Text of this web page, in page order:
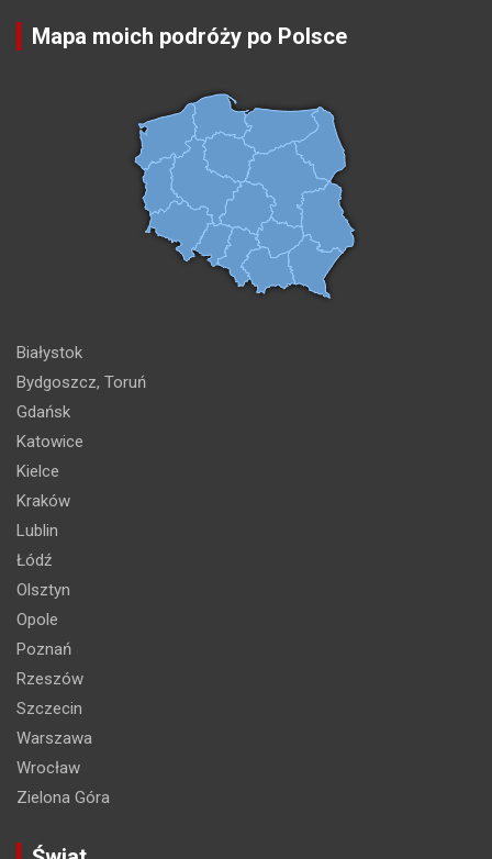
Mapa moich podróży po Polsce
Białystok
Bydgoszcz, Toruń
Gdańsk
Katowice
Kielce
Kraków
Lublin
Łódź
Olsztyn
Opole
Poznań
Rzeszów
Szczecin
Warszawa
Wrocław
Zielona Góra